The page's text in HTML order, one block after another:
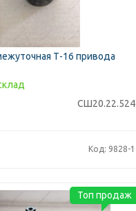
Т-16 привода
СШ20.22.524
Код: 9828-1
Топ продаж